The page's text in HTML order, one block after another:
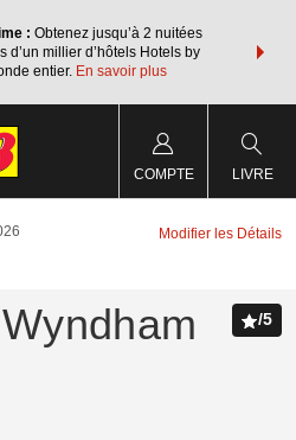
: Obtenez jusqu’à 2 nuitées
d’un millier d’hôtels Hotels by
entier. En savoir plus
forfaits
COMPTE LIVRE
Modifier les Détails
/5